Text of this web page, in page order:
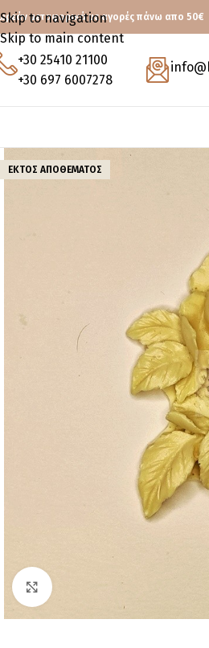
Skip to navigation
Skip to main content
μεταφορικά με αγορές πάνω απο 50€
+30 25410 21100
+30 697 6007278
ΕΚΤΌΣ ΑΠΟΘΈΜΑΤΟΣ
Click to enlarge